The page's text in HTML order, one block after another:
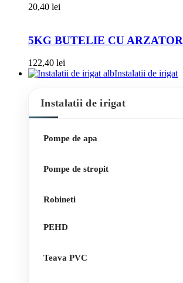
20,40 lei
5KG BUTELIE CU ARZATOR
122,40 lei
Instalatii de irigat
Instalatii de irigat
Pompe de apa
Pompe de stropit
Robineti
PEHD
Teava PVC